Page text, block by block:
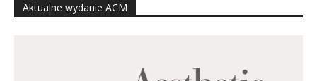
Aktualne wydanie ACM